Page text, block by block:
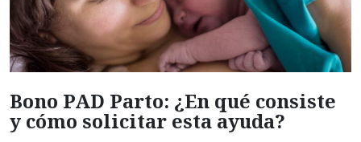
Bono PAD Parto: ¿En qué consiste
y cómo solicitar esta ayuda?